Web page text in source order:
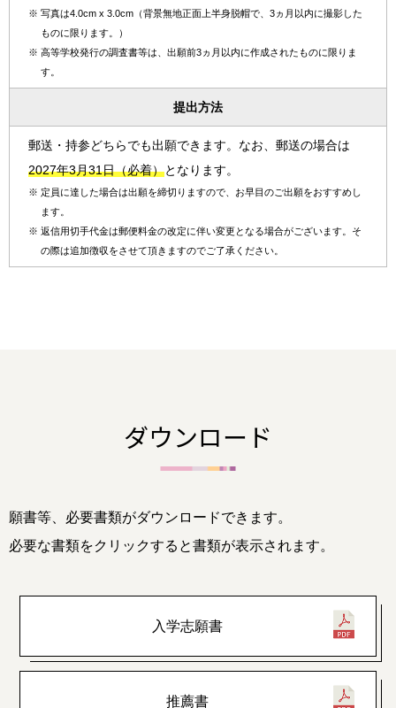
※ 写真は4.0cm x 3.0cm（背景無地正面上半身脱帽で、3ヵ月以内に撮影した
ものに限ります。）
※ 高等学校発行の調査書等は、出願前3ヵ月以内に作成されたものに限りま
す。
提出方法
郵送・持参どちらでも出願できます。なお、郵送の場合は
2027年3月31日（必着）となります。
※ 定員に達した場合は出願を締切りますので、お早目のご出願をおすすめし
ます。
※ 返信用切手代金は郵便料金の改定に伴い変更となる場合がございます。そ
の際は追加徴収をさせて頂きますのでご了承ください。
ダウンロード
願書等、必要書類がダウンロードできます。
必要な書類をクリックすると書類が表示されます。
入学志願書
推薦書